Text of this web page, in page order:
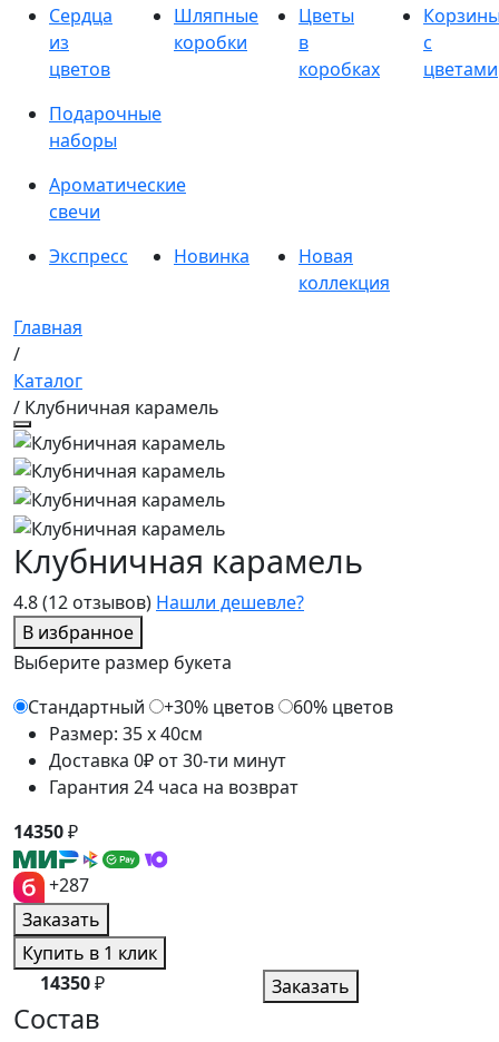
Сердца
из
цветов
Шляпные
коробки
Цветы
в
коробках
с
цветами
Подарочные
наборы
Ароматические
свечи
Экспресс
Новинка
Новая
коллекция
Главная
/
Каталог
/ Клубничная карамель
4.8(12 отзывов) Нашли дешевле?
В избранное
Клубничная карамель
Выберите размер букета
Стандартный
+30% цветов
60% цветов
Размер: 35 x 40см
Доставка 0₽ от 30-ти минут
Гарантия 24 часа на возврат
14350₽
+287
Заказать
Купить в 1 клик
14350₽ Заказать
Состав